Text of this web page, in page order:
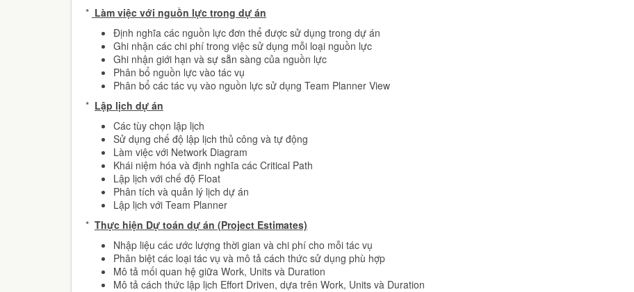
* Làm việc với nguồn lực trong dự án
Định nghĩa các nguồn lực đơn thể được sử dụng trong dự án
Ghi nhận các chi phí trong việc sử dụng mỗi loại nguồn lực
Ghi nhận giới hạn và sự sẵn sàng của nguồn lực
Phân bổ nguồn lực vào tác vụ
Phân bổ các tác vụ vào nguồn lực sử dụng Team Planner View
* Lập lịch dự án
Các tùy chọn lập lịch
Sử dụng chế độ lập lịch thủ công và tự động
Làm việc với Network Diagram
Khái niệm hóa và định nghĩa các Critical Path
Lập lịch với chế độ Float
Phân tích và quản lý lịch dự án
Lập lịch với Team Planner
* Thực hiện Dự toán dự án (Project Estimates)
Nhập liệu các ước lượng thời gian và chi phí cho mỗi tác vụ
Phân biệt các loại tác vụ và mô tả cách thức sử dụng phù hợp
Mô tả mối quan hệ giữa Work, Units và Duration
Mô tả cách thức lập lịch Effort Driven, dựa trên Work, Units và Duration